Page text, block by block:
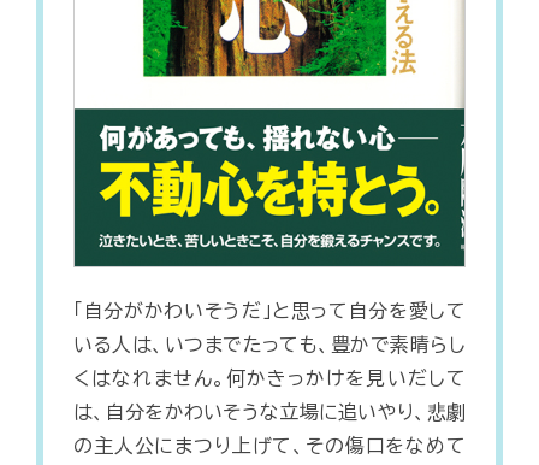
「自分がかわいそうだ」と思って自分を愛して
いる人は、いつまでたっても、豊かで素晴らし
くはなれません。何かきっかけを見いだして
は、自分をかわいそうな立場に追いやり、悲劇
の主人公にまつり上げて、その傷口をなめて